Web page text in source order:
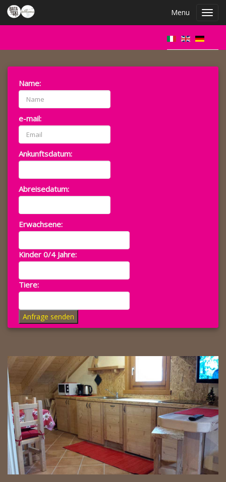
Menu
Name:
e-mail:
Ankunftsdatum:
Abreisedatum:
Erwachsene:
Kinder 0/4 Jahre:
Tiere:
Anfrage senden